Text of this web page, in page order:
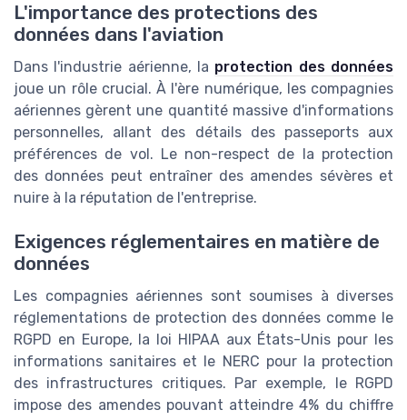
L'importance des protections des
données dans l'aviation
Dans l'industrie aérienne, la protection des données
joue un rôle crucial. À l'ère numérique, les compagnies
aériennes gèrent une quantité massive d'informations
personnelles, allant des détails des passeports aux
préférences de vol. Le non-respect de la protection
des données peut entraîner des amendes sévères et
nuire à la réputation de l'entreprise.
Exigences réglementaires en matière de
données
Les compagnies aériennes sont soumises à diverses
réglementations de protection des données comme le
RGPD en Europe, la loi HIPAA aux États-Unis pour les
informations sanitaires et le NERC pour la protection
des infrastructures critiques. Par exemple, le RGPD
impose des amendes pouvant atteindre 4% du chiffre